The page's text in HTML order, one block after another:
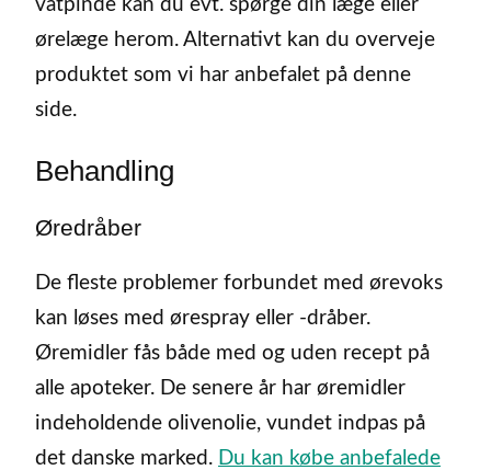
vatpinde kan du evt. spørge din læge eller
ørelæge herom. Alternativt kan du overveje
produktet som vi har anbefalet på denne
side.
Behandling
Øredråber
De fleste problemer forbundet med ørevoks
kan løses med ørespray eller -dråber.
Øremidler fås både med og uden recept på
alle apoteker. De senere år har øremidler
indeholdende olivenolie, vundet indpas på
det danske marked. Du kan købe anbefalede